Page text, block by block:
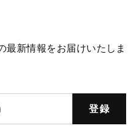
最新情報をお届けいたしま
登録